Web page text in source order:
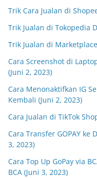
Trik Cara Jualan di
Trik Jualan di Tokopedia
Trik Jualan di
Cara Screenshot di
(Juni 2, 2023)
Cara Menonaktifkan IG
Kembali (Juni 2, 2023)
Cara Jualan di TikTok
Cara Transfer GOPAY ke
3, 2023)
Cara Top Up GoPay via
BCA (Juni 3, 2023)